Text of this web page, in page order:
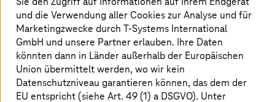
Kombinatorische Optimierungsprobleme finden sich
überall: Etwa, wenn es darum geht, den optimalen
Verkehrsfluss zu ermitteln, indem man die
Ampelschaltung optimiert. Oder in einer
und die Verwendung aller Cookies zur Analyse und für
Marketingzwecke durchT-Systems International
GmbH und unsere Partner erlauben. Ihre Daten
könnten dann in Länder außerhalb der Europäischen
Union übermittelt werden, wo wir kein
Datenschutzniveau garantieren können, das dem der
EU entspricht (siehe Art. 49 (1) a DSGVO). Unter